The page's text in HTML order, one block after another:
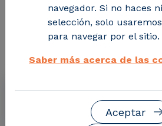
Información de
proyecto
Fechas
Noviembre 2012 -
navegador. Si no haces
selección, solo
para navegar por el sitio.
Saber más acerca de las
Aceptar